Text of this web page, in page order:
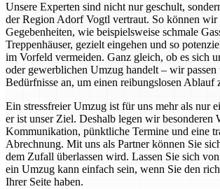
Unsere Experten sind nicht nur geschult,
der Region Adorf Vogtl vertraut. So können wir
Gegebenheiten, wie beispielsweise schmale
Treppenhäuser, gezielt eingehen und so
im Vorfeld vermeiden. Ganz gleich, ob es sich
oder gewerblichen Umzug handelt – wir
Bedürfnisse an, um einen reibungslosen Ablauf
Ein stressfreier Umzug ist für uns mehr als nur
er ist unser Ziel. Deshalb legen wir besonderen
Kommunikation, pünktliche Termine und eine
Abrechnung. Mit uns als Partner können Sie
dem Zufall überlassen wird. Lassen Sie sich
ein Umzug kann einfach sein, wenn Sie den
Ihrer Seite haben.